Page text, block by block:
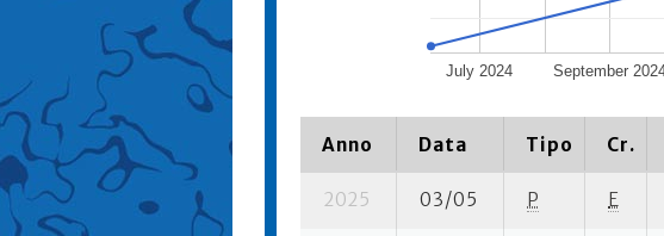
July 2024 September
Anno Data Tipo Cr.
2025 03/05 P E